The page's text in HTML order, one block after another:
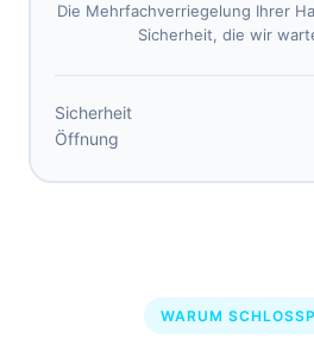
Die Mehrfachverriegelung Ihrer
Sicherheit, die wir
Sicherheit
Öffnung
WARUM